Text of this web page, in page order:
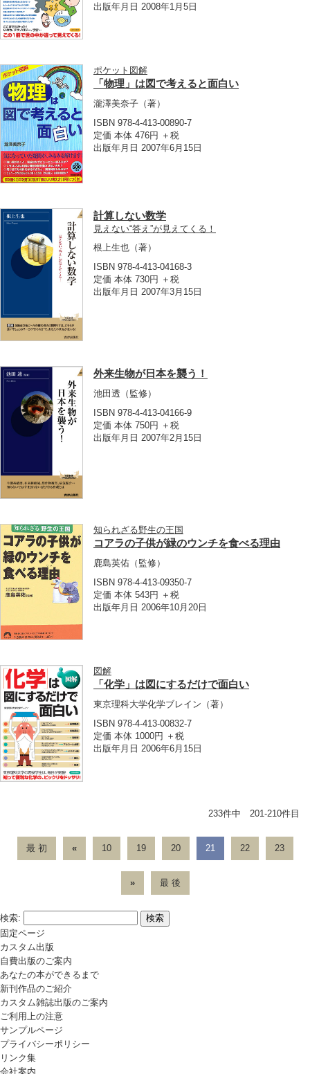
出版年月日 2008年1月5日
ポケット図解
「物理」は図で考えると面白い
瀧澤美奈子 （著）
ISBN 978-4-413-00890-7
定価 本体 476円 ＋税
出版年月日 2007年6月15日
計算しない数学
見えない“答え”が見えてくる！
根上生也 （著）
ISBN 978-4-413-04168-3
定価 本体 730円 ＋税
出版年月日 2007年3月15日
外来生物が日本を襲う！
池田透 （監修）
ISBN 978-4-413-04166-9
定価 本体 750円 ＋税
出版年月日 2007年2月15日
知られざる野生の王国
コアラの子供が緑のウンチを食べる理由
鹿島英佑 （監修）
ISBN 978-4-413-09350-7
定価 本体 543円 ＋税
出版年月日 2006年10月20日
図解
「化学」は図にするだけで面白い
東京理科大学化学ブレイン （著）
ISBN 978-4-413-00832-7
定価 本体 1000円 ＋税
出版年月日 2006年6月15日
233件中 201-210件目
最 初 « 10 19 20 21 22 23
» 最 後
検索:
固定ページ
カスタム出版
自費出版のご案内
あなたの本ができるまで
新刊作品のご紹介
カスタム雑誌出版のご案内
ご利用上の注意
サンプルページ
プライバシーポリシー
リンク集
会社案内